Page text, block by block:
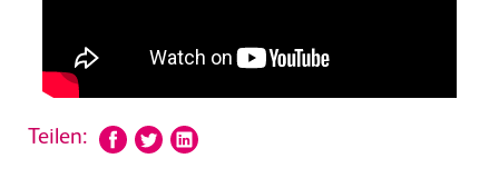
Teilen: